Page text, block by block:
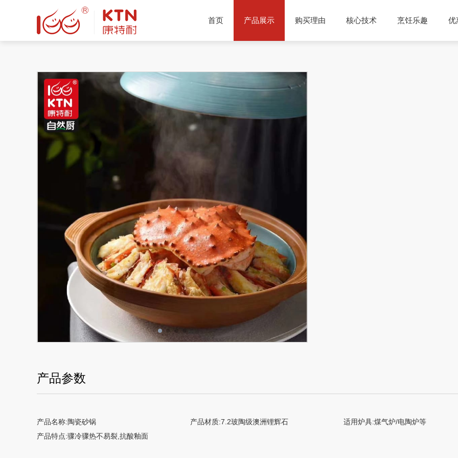
首页 产品展示
产品推荐
购买理由 核心技术 烹饪乐趣 优
产品参数
产品名称:陶瓷砂锅 产品材质:7.2玻陶级澳洲锂辉石
适用炉具:煤气炉/电陶炉等
产品特点:骤冷骤热不易裂,抗酸釉面